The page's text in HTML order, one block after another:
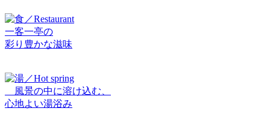
一客一亭の
彩り豊かな滋味
風景の中に溶け込む、
心地よい湯浴み